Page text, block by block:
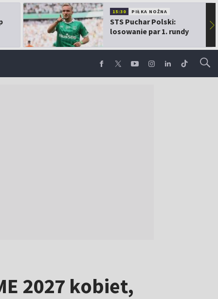
15:30 PIŁKA NOŻNA
STS Puchar Polski:
losowanie par 1. rundy
▶
2027 kobiet,